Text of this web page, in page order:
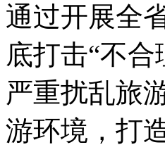
通过开展全
底打击“不
严重扰乱旅
游环境，打